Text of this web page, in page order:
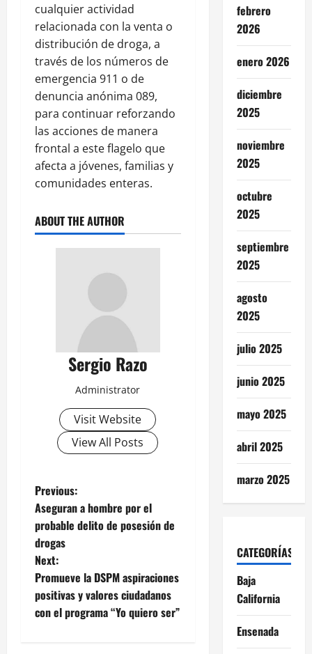
cualquier actividad
relacionada con la venta o
distribución de droga, a
través de los números de
emergencia 911 o de
denuncia anónima 089,
para continuar reforzando
las acciones de manera
frontal a este flagelo que
afecta a jóvenes, familias y
comunidades enteras.
ABOUT THE AUTHOR
Sergio Razo
Administrator
Visit Website
View All Posts
P
o
s
t
n
Previous:
Aseguran a hombre por el
probable delito de posesión de
drogas
Next:
Promueve la DSPM aspiraciones
positivas y valores ciudadanos
con el programa “Yo quiero ser”
febrero
2026
enero 2026
diciembre
2025
noviembre
2025
octubre
2025
septiembre
2025
agosto
2025
julio 2025
junio 2025
mayo 2025
abril 2025
marzo 2025
CATEGORÍAS
Baja
California
Ensenada